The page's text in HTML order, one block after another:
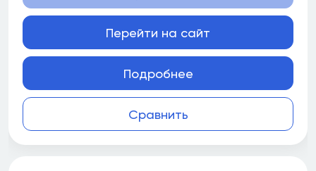
Сравнить
Перейти на сайт
Подробнее